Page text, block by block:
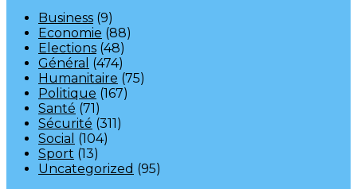
Business (9)
Economie (88)
Elections (48)
Général (474)
Humanitaire (75)
Politique (167)
Santé (71)
Sécurité (311)
Social (104)
Sport (13)
Uncategorized (95)